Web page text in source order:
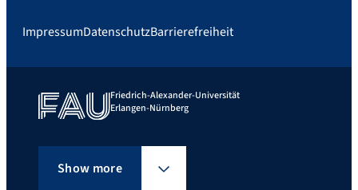
ImpressumDatenschutzBarrierefreiheit
Friedrich-Alexander-Universität
Erlangen-Nürnberg
Show more